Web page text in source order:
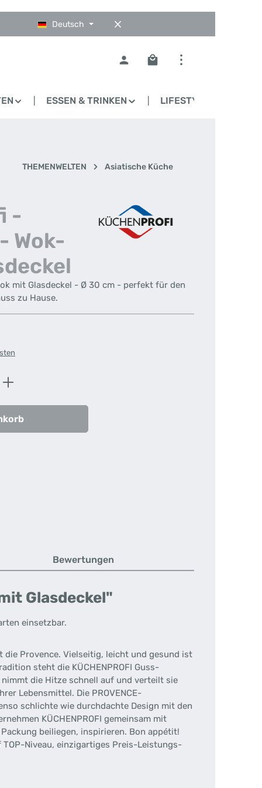
Deutsch
Warenkorb enthält 0
ESSEN & TRINKEN LIFESTYLE
THEMENWELTEN Asiatische Küche
-
Wok-
mit Glasdeckel - Ø 30 cm - perfekt für den
zu Hause.
den gewünschten Wert ein oder
Bewertungen
Glasdeckel"
einsetzbar.
die Provence. Vielseitig, leicht und gesund ist
steht die KÜCHENPROFI Guss-
nimmt die Hitze schnell auf und verteilt sie
Lebensmittel. Die PROVENCE-
schlichte wie durchdachte Design mit den
KÜCHENPROFI gemeinsam mit
beiliegen, inspirieren. Bon appétit!
Niveau, einzigartiges Preis-Leistungs-